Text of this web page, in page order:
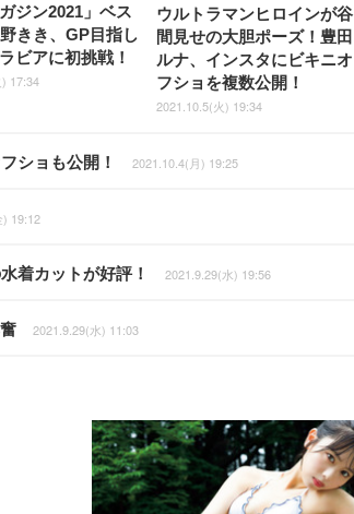
ジン2021」ベス
きき、GP目指し
ビアに初挑戦！
17:34
ウルトラマンヒロインが谷
間見せの大胆ポーズ！豊田
ルナ、インスタにビキニオ
フショを複数公開！
2021.10.5(火) 19:34
ショも公開！ 2021.10.4(月) 19:25
) 19:12
着カットが好評！ 2021.9.29(水) 19:56
2021.9.29(水) 11:03